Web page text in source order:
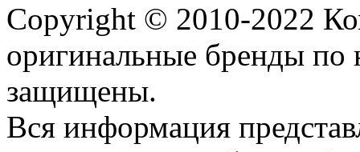
Copyright © 2010-2022
оригинальные бренды по
защищены.
Вся информация